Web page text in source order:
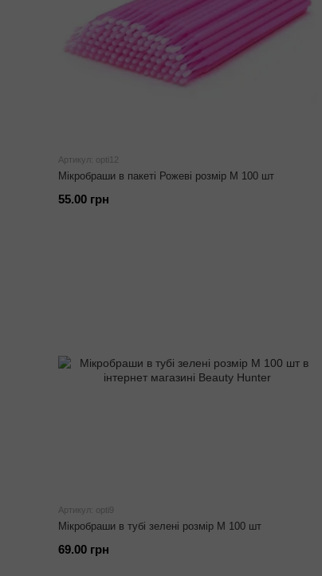
Артикул: opti12
Мікробраши в пакеті Рожеві розмір М 100 шт
55.00 грн
Артикул: opti9
Мікробраши в тубі зелені розмір М 100 шт
69.00 грн